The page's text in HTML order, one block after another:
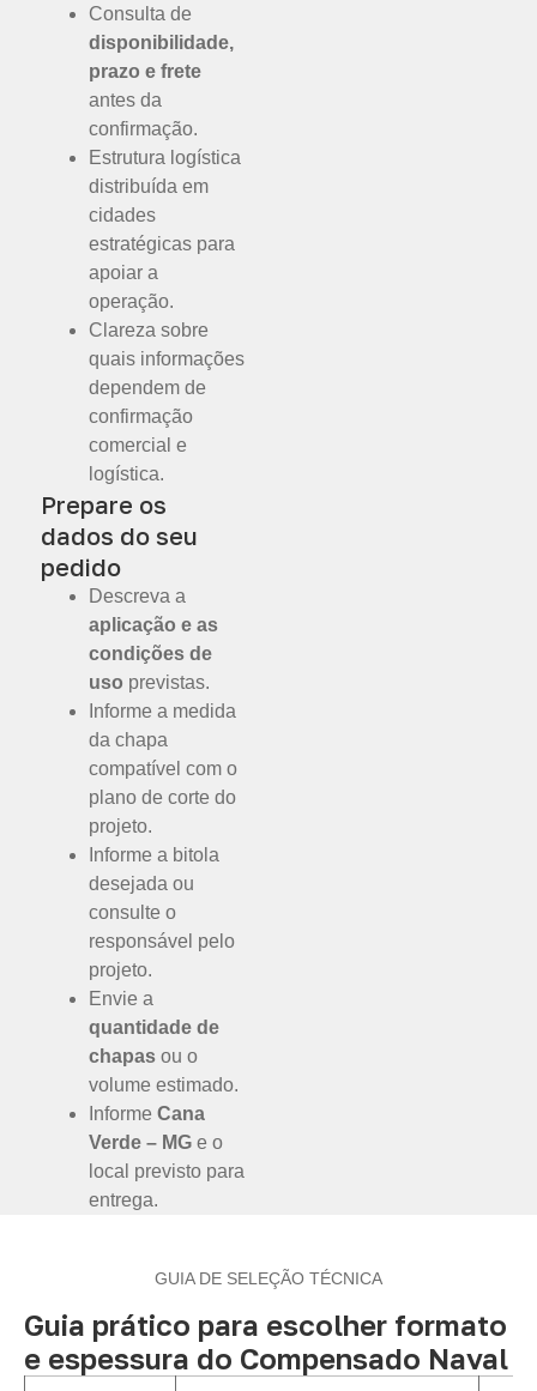
Consulta de
disponibilidade,
prazo e frete
antes da
confirmação.
Estrutura logística
distribuída em
cidades
estratégicas para
apoiar a
operação.
Clareza sobre
quais informações
dependem de
confirmação
comercial e
logística.
Prepare os
dados do seu
pedido
Descreva a
aplicação e as
condições de
uso previstas.
Informe a medida
da chapa
compatível com o
plano de corte do
projeto.
Informe a bitola
desejada ou
consulte o
responsável pelo
projeto.
Envie a
quantidade de
chapas ou o
volume estimado.
Informe Cana
Verde – MG e o
local previsto para
entrega.
GUIA DE SELEÇÃO TÉCNICA
Guia prático para escolher formato
e espessura do Compensado Naval